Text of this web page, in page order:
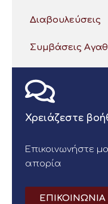
Διαβουλεύσεις
Συμβάσεις
Χρειάζεστε
Επικοινωνήστε
απορία
ΕΠΙΚΟΙΝΩΝΙΑ